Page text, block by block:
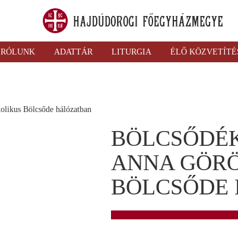
RÓLUNK ADATTÁR LITURGIA ÉLŐ
ANNA